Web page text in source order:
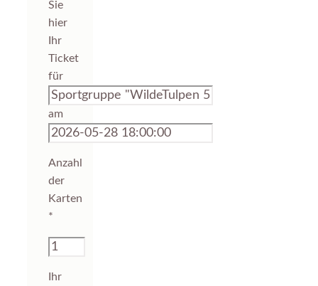
Sie
hier
Ihr
Ticket
für
am
Anzahl
der
Karten
*
Ihr